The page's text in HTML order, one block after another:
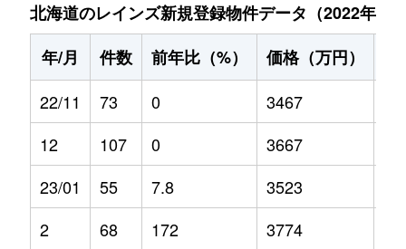
北海道のレインズ新規登録物件データ（2022年11
年/月
件数 前年比（%） 価格（万円）
22/11
73 0 3467
12
107 0 3667
23/01
55 7.8 3523
2
68 172 3774